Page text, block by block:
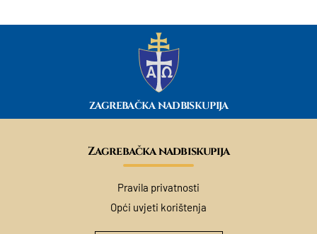
ZAGREBAČKA NADBISKUPIJA
Zagrebačka nadbiskupija
Pravila privatnosti
Opći uvjeti korištenja